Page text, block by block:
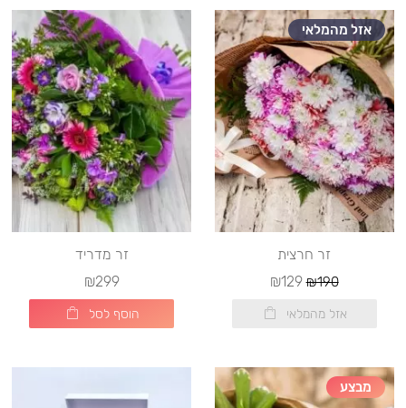
אזל מהמלאי
זר חרצית
₪190
₪129
אזל מהמלאי
זר מדריד
₪299
הוסף לסל
מבצע